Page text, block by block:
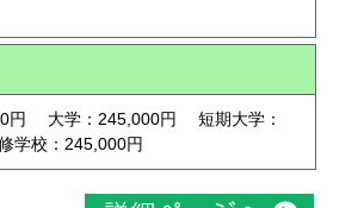
円 大学：245,000円 短期大学：
校：245,000円